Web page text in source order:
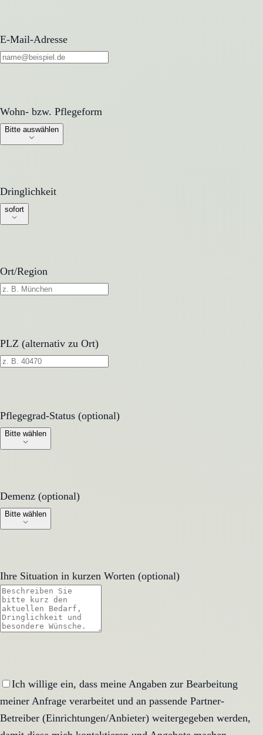
E-Mail-Adresse
Wohn- bzw. Pflegeform
Wohn- bzw. Pflegeform
Bitte auswählen
Dringlichkeit
Dringlichkeit
sofort
Ort/Region
PLZ (alternativ zu Ort)
Pflegegrad-Status (optional)
Pflegegrad-Status (optional)
Bitte wählen
Demenz (optional)
Demenz (optional)
Bitte wählen
Ihre Situation in kurzen Worten (optional)
Ich willige ein, dass meine Angaben zur Bearbeitung
meiner Anfrage verarbeitet und an passende Partner-
Betreiber (Einrichtungen/Anbieter) weitergegeben werden,